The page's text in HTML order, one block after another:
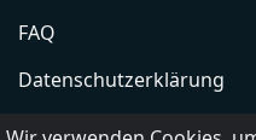
FAQ
Datenschutzerklärung
Radio hinzufügen